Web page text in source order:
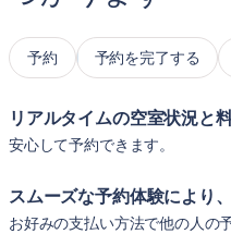
予約 予約を完了する
リアルタイムの空室状況と
安心して予約できます。
スムーズな予約体験により、
お好みの支払い方法で他の人の